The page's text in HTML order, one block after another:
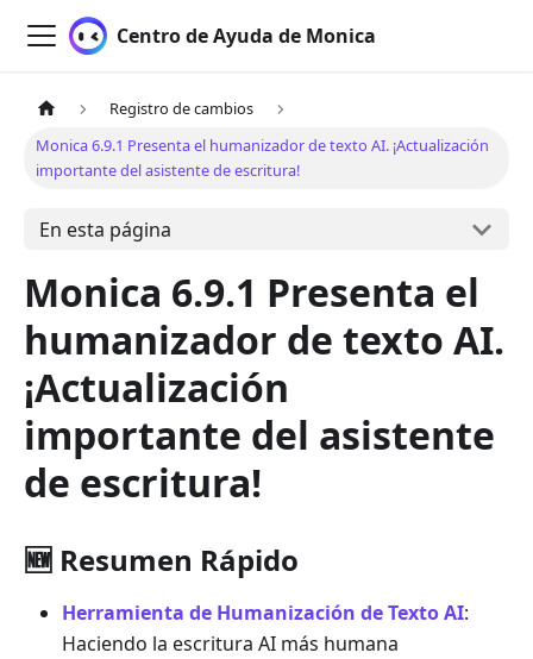
Centro de Ayuda de Monica
Registro de cambios
Monica 6.9.1 Presenta el humanizador de texto AI. ¡Actualización
importante del asistente de escritura!
En esta página
Monica 6.9.1 Presenta el
humanizador de texto AI.
¡Actualización
importante del asistente
de escritura!
🆕 Resumen Rápido
Herramienta de Humanización de Texto AI:
Haciendo la escritura AI más humana